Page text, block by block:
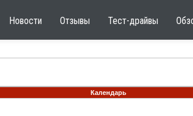
Новости Отзывы Тест-драйвы
Календарь